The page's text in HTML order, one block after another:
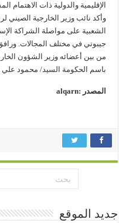
الإقليمية والدولية ذات الاهتمام
وأكد نائب وزير الخارجية
الشعبية على مواصلة الشراكة
جيبوتي في مختلف المجالات.
من بين أعضائه وزير الشؤون
باسم الحكومة السيد/ محمود
المصدر :alqarn
جديد الموقع